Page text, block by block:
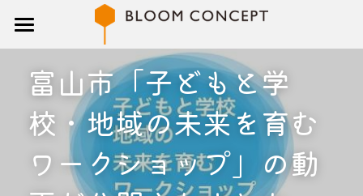
トップ
研修
講師
ブログ
富山市「子どもと学
校・地域の未来を育む
ワークショップ」の動